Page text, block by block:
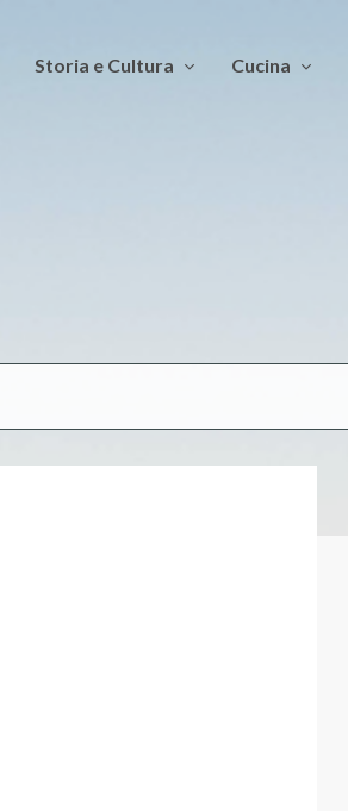
Storia e Cultura Cucina